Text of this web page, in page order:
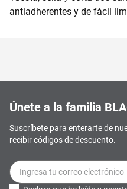
antiadherentes y de fácil
Únete a la familia
Suscríbete para enterarte de
recibir códigos de descuento.